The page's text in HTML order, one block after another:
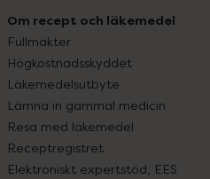
Om recept och läkemedel
Fullmakter
Högkostnadsskyddet
Läkemedelsutbyte
Lämna in gammal medicin
Resa med läkemedel
Receptregistret
Elektroniskt expertstöd, EES